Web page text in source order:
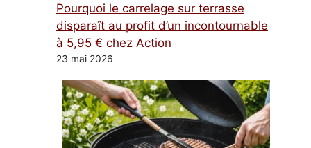
Pourquoi le carrelage sur terrasse
disparaît au profit d’un incontournable
à 5,95 € chez Action
23 mai 2026